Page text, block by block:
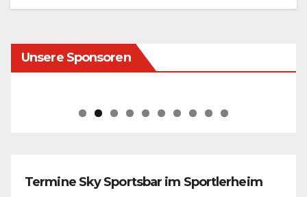
Unsere Sponsoren
0
Termine Sky Sportsbar im Sportlerheim